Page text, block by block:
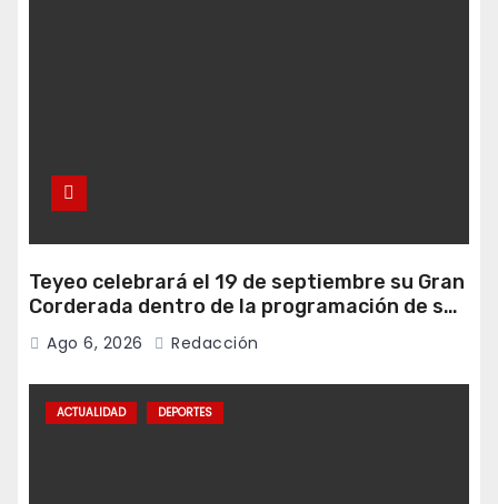
Teyeo celebrará el 19 de septiembre su Gran
Corderada dentro de la programación de sus
fiestas
Ago 6, 2026 Redacción
ACTUALIDAD DEPORTES